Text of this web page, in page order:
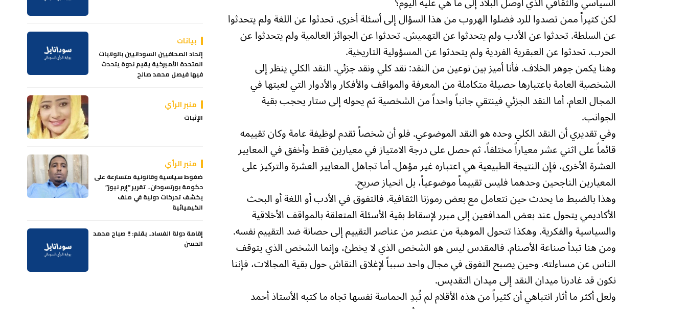
لكن كثيراً ممن تصدوا للرد فضلوا الهروب من هذا السؤال إلى أسئلة أخرى. تحدثوا عن اللغة ولم يتحدثوا
عن السلطة. تحدثوا عن الأدب ولم يتحدثوا عن التهميش. تحدثوا عن الجوائز العالمية ولم يتحدثوا عن
الحرب. تحدثوا عن العبقرية الفردية ولم يتحدثوا عن المسؤولية التاريخية.
وهنا يكمن جوهر الخلاف. فأنا أميز بين نوعين من النقد: نقد كلي ونقد جزئي. النقد الكلي ينظر إلى
الشخصية العامة باعتبارها حصيلة متكاملة من المعرفة والمواقف والأفكار والأدوار التي لعبتها في
المجال العام. أما النقد الجزئي فينتقي جانباً واحداً من الشخصية ثم يحوله إلى ستار يحجب بقية
الجوانب.
وفي تقديري أن النقد الكلي وحده هو النقد الموضوعي. فلو أن شخصاً تقدم لوظيفة عامة وكان تقييمه
قائماً على اثني عشر معياراً مختلفاً، ثم حصل على درجة الامتياز في معيارين فقط وأخفق في المعايير
العشرة الأخرى، فإن النتيجة الطبيعية هي اعتباره غير مؤهل. أما تجاهل المعايير العشرة والتركيز على
المعيارين الناجحين وحدهما فليس تقييماً موضوعياً، بل انحياز صريح.
وهذا بالضبط ما يحدث حين نتعامل مع بعض رموزنا الثقافية. فالتفوق في الأدب أو اللغة أو البحث
الأكاديمي يتحول عند بعض المدافعين إلى مبرر لإسقاط بقية الأسئلة المتعلقة بالمواقف الأخلاقية
والسياسية والفكرية. وهكذا تتحول الموهبة من عنصر من عناصر التقييم إلى حصانة ضد التقييم نفسه.
ومن هنا تبدأ صناعة الأصنام. فالمقدس ليس هو الشخص الذي لا يخطئ، وإنما الشخص الذي يتوقف
الناس عن مساءلته. وحين يصبح التفوق في مجال واحد سبباً لإغلاق النقاش حول بقية المجالات، فإننا
نكون قد غادرنا ميدان النقد إلى ميدان التقديس.
ولعل أكثر ما أثار انتباهي أن كثيراً من هذه الأقلام لم تُبدِ الحماسة نفسها تجاه ما كتبه الأستاذ أحمد
بيانات
إتحاد الصحافيين السودانيين بالولايات
المتحدة الأميركية يقيم ندوة يتحدث
فيها فيصل محمد صالح
منبر الرأي
الإثبات
منبر الرأي
ضغوط سياسية وقانونية متسارعة على
حكومة بورتسودان.. تقرير “إرم نيوز”
يكشف تحركات دولية في ملف
الكيميائية
إقامة دولة الفساد.. بقلم: !! صباح محمد
الحسن